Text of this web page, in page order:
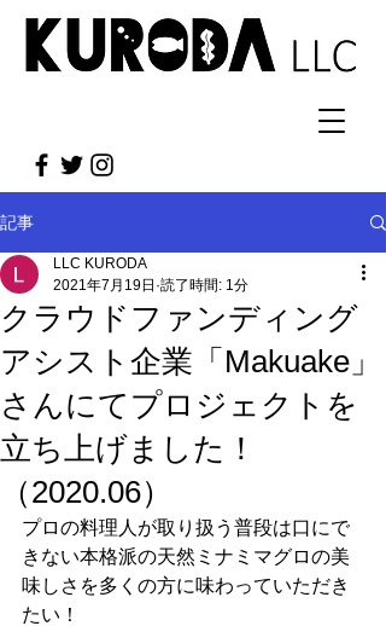
記事
クラウドファンディング
アシスト企業「Makuake」
さんにてプロジェクトを
立ち上げました！
（2020.06）
LLC KURODA
2021年7月19日 読了時間: 1分
プロの料理人が取り扱う普段は口にで
きない本格派の天然ミナミマグロの美
味しさを多くの方に味わっていただき
たい！